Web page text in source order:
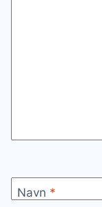
Navn *